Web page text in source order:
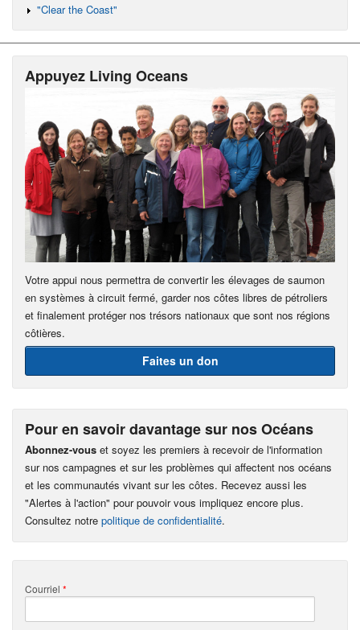
"Clear the Coast"
Appuyez Living Oceans
Votre appui nous permettra de convertir les élevages de saumon
en systèmes à circuit fermé, garder nos côtes libres de pétroliers
et finalement protéger nos trésors nationaux que sont nos régions
côtières.
Faites un don
Pour en savoir davantage sur nos Océans
Abonnez-vous et soyez les premiers à recevoir de l'information
sur nos campagnes et sur les problèmes qui affectent nos océans
et les communautés vivant sur les côtes. Recevez aussi les
"Alertes à l'action" pour pouvoir vous impliquez encore plus.
Consultez notre politique de confidentialité.
Courriel *